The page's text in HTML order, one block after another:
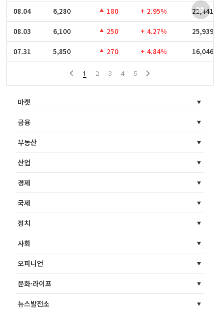
08.04
08.03
07.31
08.04 6,280 180 + 2.95% 22,441
08.03 6,100 250 + 4.27% 25,939
07.31 5,850 270 + 4.84% 16,046
1 2 3 4 5
마켓
금융
부동산
산업
경제
국제
정치
사회
오피니언
문화·라이프
뉴스발전소